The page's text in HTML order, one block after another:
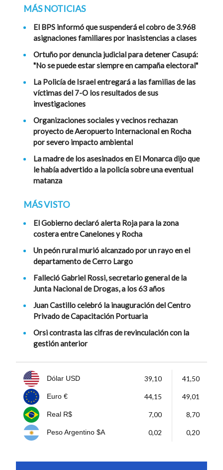
MÁS NOTICIAS
El BPS informó que suspenderá el cobro de 3.968
asignaciones familiares por inasistencias a clases
Ortuño por denuncia judicial para detener Casupá:
"No se puede estar siempre en campaña electoral"
La Policía de Israel entregará a las familias de las
víctimas del 7-O los resultados de sus
investigaciones
Organizaciones sociales y vecinos rechazan
proyecto de Aeropuerto Internacional en Rocha
por severo impacto ambiental
La madre de los asesinados en El Monarca dijo que
le había advertido a la policía sobre una eventual
matanza
MÁS VISTO
El Gobierno declaró alerta Roja para la zona
costera entre Canelones y Rocha
Un peón rural murió alcanzado por un rayo en el
departamento de Cerro Largo
Falleció Gabriel Rossi, secretario general de la
Junta Nacional de Drogas, a los 63 años
Juan Castillo celebró la inauguración del Centro
Privado de Capacitación Portuaria
Orsi contrasta las cifras de revinculación con la
gestión anterior
Dólar USD 39,10 41,50
Euro € 44,15 49,01
Real R$ 7,00 8,70
Peso Argentino $A 0,02 0,20